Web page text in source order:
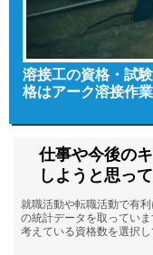
溶接工の資格・試
格はアーク溶接作
仕事や今後の
しようと思っ
就職活動や転職活動で有
の統計データを取ってい
考えている資格数を選択し